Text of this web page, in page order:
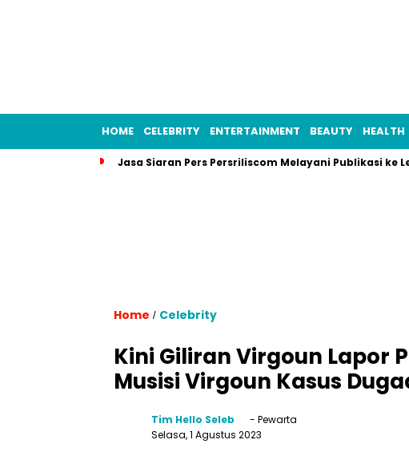
HOME CELEBRITY ENTERTAINMENT BEAUTY HEALTH
Jasa Siaran Pers Persriliscom Melayani Publikasi ke
Home / Celebrity
Kini Giliran Virgoun Lapor
Musisi Virgoun Kasus
Tim Hello Seleb
- Pewarta
Selasa, 1 Agustus 2023